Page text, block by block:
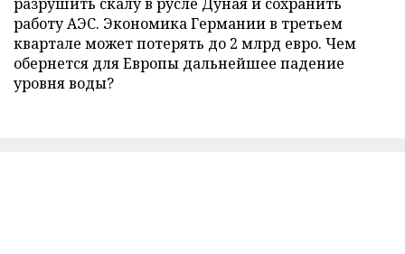
работу АЭС. Экономика Германии в третьем
квартале может потерять до 2 млрд евро. Чем
обернется для Европы дальнейшее падение
уровня воды?